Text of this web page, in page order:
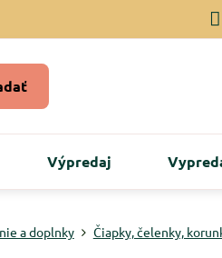
Výpredaj
a doplnky Čiapky, čelenky,